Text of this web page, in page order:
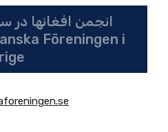
انجمن افغانها در